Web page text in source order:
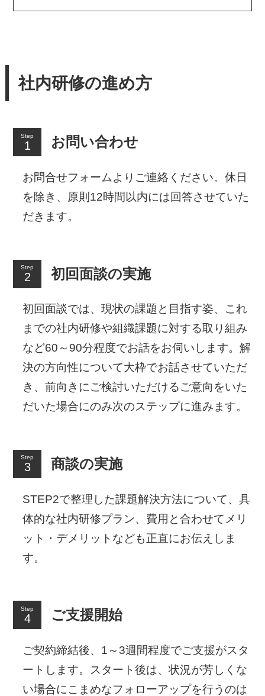
社内研修の進め方
Step お問い合わせ
お問合せフォームよりご連絡ください。休日
を除き、原則12時間以内には回答させていた
だきます。
Step 初回面談の実施
初回面談では、現状の課題と目指す姿、これ
までの社内研修や組織課題に対する取り組み
など60～90分程度でお話をお伺いします。解
決の方向性について大枠でお話させていただ
き、前向きにご検討いただけるご意向をいた
だいた場合にのみ次のステップに進みます。
Step 商談の実施
STEP2で整理した課題解決方法について、具
体的な社内研修プラン、費用と合わせてメリ
ット・デメリットなども正直にお伝えしま
す。
Step ご支援開始
ご契約締結後、1～3週間程度でご支援がスタ
ートします。スタート後は、状況が芳しくな
い場合にこまめなフォローアップを行うのは